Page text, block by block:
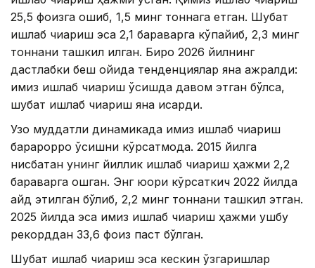
25,5 фоизга ошиб, 1,5 минг тоннага етган. Шубат
ишлаб чиқариш эса 2,1 бараварга кўпайиб, 2,3 минг
тоннани ташкил қилган. Бироқ 2026 йилнинг
дастлабки беш ойида тенденциялар яна ажралди:
қимиз ишлаб чиқариш ўсишда давом этган бўлса,
шубат ишлаб чиқариш яна қисқарди.
Узоқ муддатли динамикада қимиз ишлаб чиқариш
барқарорроқ ўсишни кўрсатмоқда. 2015 йилга
нисбатан унинг йиллик ишлаб чиқариш ҳажми 2,2
бараварга ошган. Энг юқори кўрсаткич 2022 йилда
қайд этилган бўлиб, 2,2 минг тоннани ташкил этган.
2025 йилда эса қимиз ишлаб чиқариш ҳажми ушбу
рекорддан 33,6 фоиз паст бўлган.
Шубат ишлаб чиқариш эса кескин ўзгаришлар